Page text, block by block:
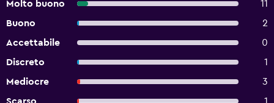
Molto buono
11
Buono
2
Accettabile
0
Discreto
1
Mediocre
3